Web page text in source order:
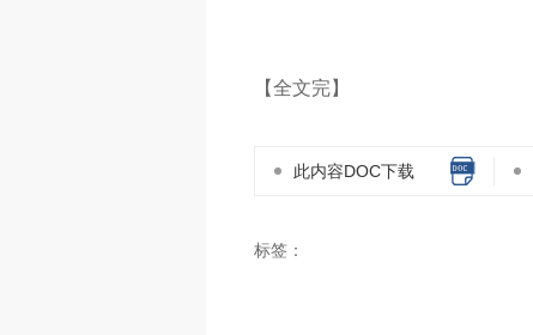
【全文完】
此内容DOC下载
标签：